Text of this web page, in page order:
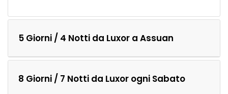
5 Giorni / 4 Notti da Luxor a Assuan
8 Giorni / 7 Notti da Luxor ogni Sabato